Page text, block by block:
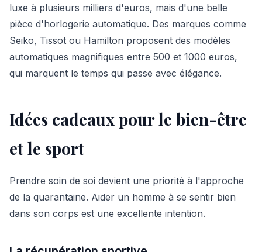
luxe à plusieurs milliers d'euros, mais d'une belle
pièce d'horlogerie automatique. Des marques comme
Seiko, Tissot ou Hamilton proposent des modèles
automatiques magnifiques entre 500 et 1000 euros,
qui marquent le temps qui passe avec élégance.
Idées cadeaux pour le bien-être
et le sport
Prendre soin de soi devient une priorité à l'approche
de la quarantaine. Aider un homme à se sentir bien
dans son corps est une excellente intention.